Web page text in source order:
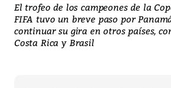
El trofeo de los campeones de la
FIFA tuvo un breve paso por
continuar su gira en otros países,
Costa Rica y Brasil